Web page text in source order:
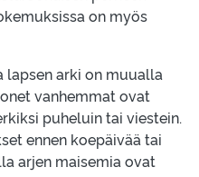
on myös
lapsen arki on muualla
vanhemmat ovat
puheluin tai viestein.
ennen koepäivää tai
arjen maisemia ovat